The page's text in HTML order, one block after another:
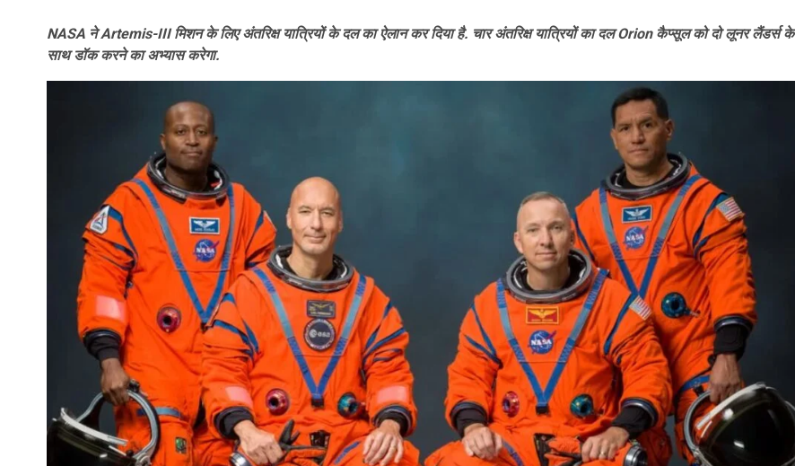
NASA ने Artemis-III मिशन के लिए अंतरिक्ष यात्रियों के दल का ऐलान कर दिया है. चार अंतरिक्ष यात्रियों का दल Orion कैप्सूल को दो लूनर लैंडर्स के
साथ डॉक करने का अभ्यास करेगा.